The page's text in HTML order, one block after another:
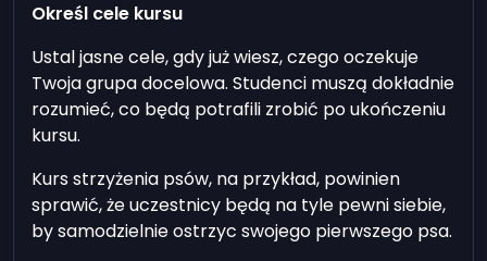
Określ cele kursu
Ustal jasne cele, gdy już wiesz, czego oczekuje
Twoja grupa docelowa. Studenci muszą dokładnie
rozumieć, co będą potrafili zrobić po ukończeniu
kursu.
Kurs strzyżenia psów, na przykład, powinien
sprawić, że uczestnicy będą na tyle pewni siebie,
by samodzielnie ostrzyc swojego pierwszego psa.